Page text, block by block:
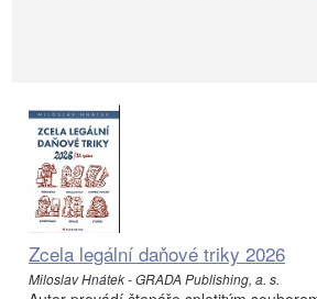
Zcela legální daňové triky 2026
Miloslav Hnátek - GRADA Publishing, a. s.